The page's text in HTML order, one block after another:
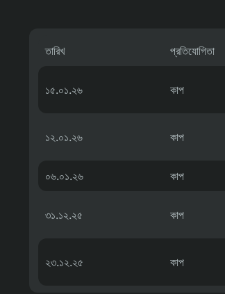
তারিখ প্রতিযোগিতা
১৫.০১.২৬ কাপ
১২.০১.২৬ কাপ
০৬.০১.২৬ কাপ
৩১.১২.২৫ কাপ
২৩.১২.২৫ কাপ